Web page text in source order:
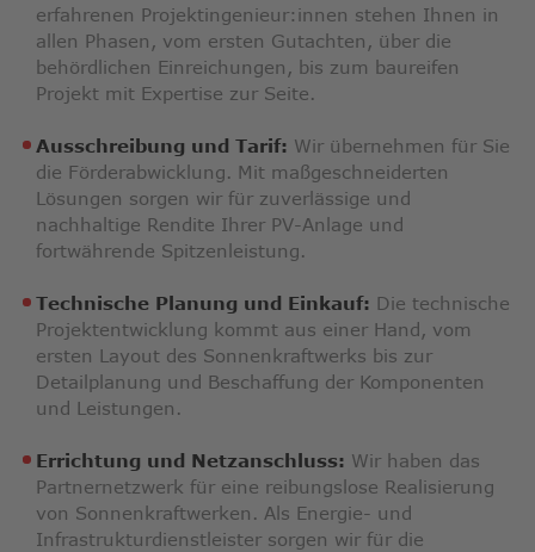
erfahrenen Projektingenieur:innen stehen Ihnen in
allen Phasen, vom ersten Gutachten, über die
behördlichen Einreichungen, bis zum baureifen
Projekt mit Expertise zur Seite.
Ausschreibung und Tarif: Wir übernehmen für Sie
die Förderabwicklung. Mit maßgeschneiderten
Lösungen sorgen wir für zuverlässige und
nachhaltige Rendite Ihrer PV-Anlage und
fortwährende Spitzenleistung.
Technische Planung und Einkauf: Die technische
Projektentwicklung kommt aus einer Hand, vom
ersten Layout des Sonnenkraftwerks bis zur
Detailplanung und Beschaffung der Komponenten
und Leistungen.
Errichtung und Netzanschluss: Wir haben das
Partnernetzwerk für eine reibungslose Realisierung
von Sonnenkraftwerken. Als Energie- und
Infrastrukturdienstleister sorgen wir für die